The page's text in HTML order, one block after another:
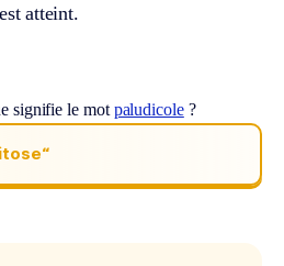
atteint.
signifie le mot paludicole?